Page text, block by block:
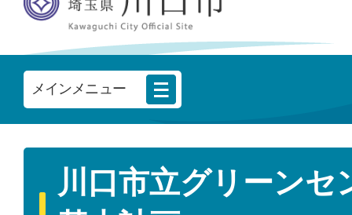
メインメニュー
川口市立グリーンセ